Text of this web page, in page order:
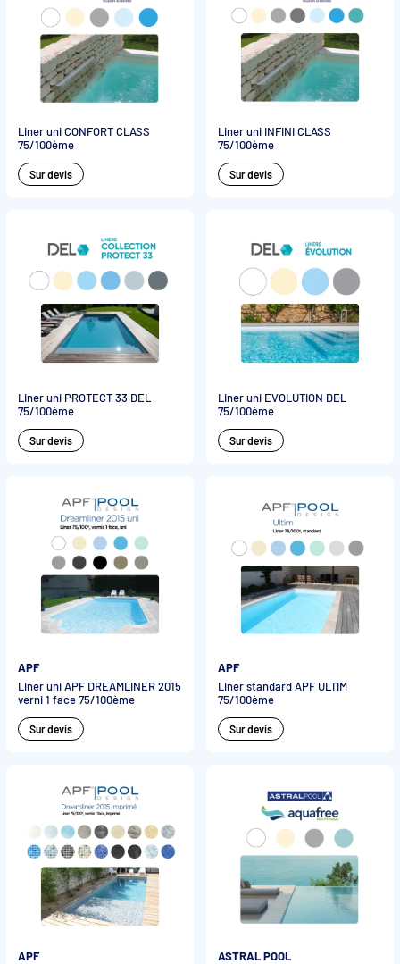
Liner uni CONFORT CLASS
75/100ème
Sur devis
Liner uni INFINI CLASS
75/100ème
Sur devis
Liner uni PROTECT 33 DEL
75/100ème
Sur devis
Liner uni EVOLUTION DEL
75/100ème
Sur devis
APF
Liner uni APF DREAMLINER 2015
verni 1 face 75/100ème
Sur devis
APF
Liner standard APF ULTIM
75/100ème
Sur devis
APF
ASTRAL POOL